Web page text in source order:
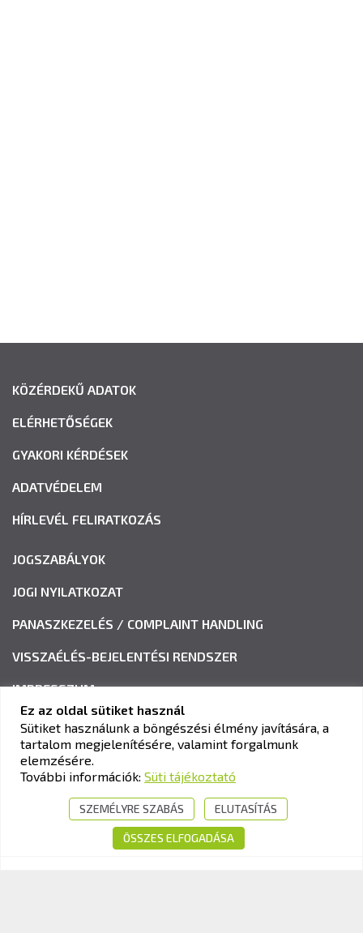
KÖZÉRDEKŰ ADATOK
ELÉRHETŐSÉGEK
GYAKORI KÉRDÉSEK
ADATVÉDELEM
HÍRLEVÉL FELIRATKOZÁS
JOGSZABÁLYOK
JOGI NYILATKOZAT
PANASZKEZELÉS / COMPLAINT HANDLING
VISSZAÉLÉS-BEJELENTÉSI RENDSZER
IMPRESSZUM
KAV KÖZLEKEDÉSI ALKALMASSÁGI ÉS VIZSGAKÖZPONT
Cím:1033 Budapest, Polgár utca 8-10.
+36-1-510-0101
info@kavk.hu
Ez az oldal sütiket használ
Sütiket használunk a böngészési élmény javítására, a
tartalom megjelenítésére, valamint forgalmunk
elemzésére.
További információk: Süti tájékoztató
SZEMÉLYRE SZABÁS ELUTASÍTÁS
ÖSSZES ELFOGADÁSA